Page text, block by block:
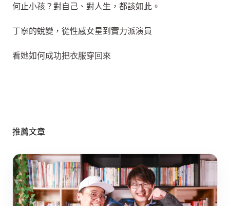
何止小孩？對自己、對人生，都該如此。
丁寧的蛻變，從性感女星到實力派演員
看她如何成功把衣服穿回來
推薦文章